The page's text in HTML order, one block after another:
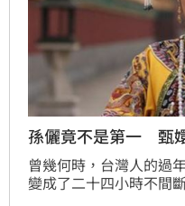
孫儷竟不是第一 甄
曾幾何時，台灣人的過
變成了二十四小時不間